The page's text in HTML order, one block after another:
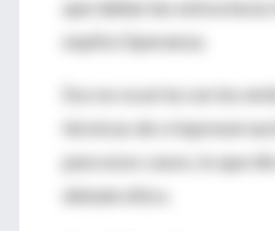
que dañan las estructuras
explicó Speranza.
Eso no ocurría con los
técnicas de
para esos casos, lo que
debate ético.